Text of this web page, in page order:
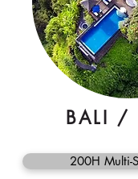
BALI /
200H Multi-